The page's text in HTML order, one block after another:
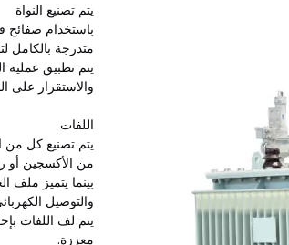
يتم تصنيع النواة
باستخدام صفائح
متدرجة بالكامل
يتم تطبيق عملية
والاستقرار على
اللفات
من الأكسجين أو
بينما يتميز ملف
والتوصيل
يتم لف اللفات
معززة.